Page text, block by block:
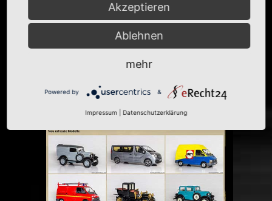
Akzeptieren
Ablehnen
mehr
Powered by &
Impressum Datenschutzerklärung